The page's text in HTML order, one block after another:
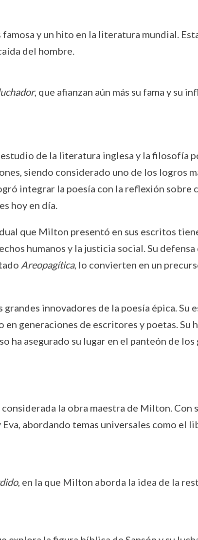
famosa y un hito en la literatura mundial.
del hombre.
, que afianzan aún más su fama y su
de la literatura inglesa y la filosofía
siendo considerado uno de los logros
integrar la poesía con la reflexión sobre
hoy en día.
que Milton presentó en sus escritos
humanos y la justicia social. Su
Areopagítica, lo convierten en un
innovadores de la poesía épica. Su
generaciones de escritores y poetas. Su
ha asegurado su lugar en el panteón de
la obra maestra de Milton. Con
abordando temas universales como el
, en la que Milton aborda la idea de la